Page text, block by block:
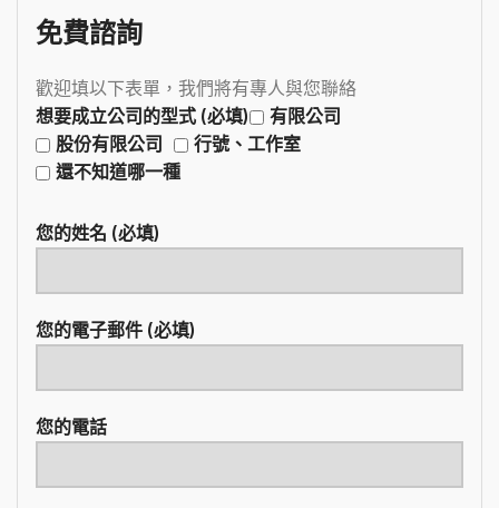
免費諮詢
歡迎填以下表單，我們將有專人與您聯絡
想要成立公司的型式 (必填)
有限公司
股份有限公司
行號、工作室
還不知道哪一種
您的姓名 (必填)
您的電子郵件 (必填)
您的電話